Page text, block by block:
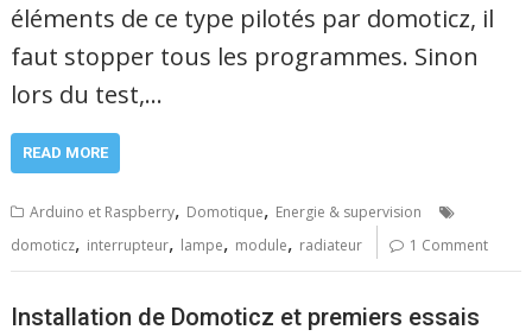
éléments de ce type pilotés par domoticz, il
faut stopper tous les programmes. Sinon
lors du test,…
READ MORE
Arduino et Raspberry, Domotique, Energie & supervision
domoticz, interrupteur, lampe, module, radiateur 1 Comment
Installation de Domoticz et premiers essais